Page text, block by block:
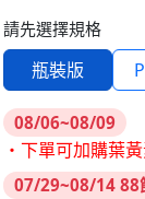
請先選擇規格
瓶裝版
08/06~08/09
・下單可加購葉
07/29~08/14 88